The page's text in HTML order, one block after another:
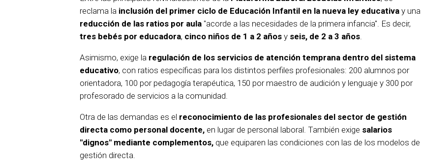
reclama la inclusión del primer ciclo de Educación Infantil en la nueva ley educativa y una
reducción de las ratios por aula "acorde a las necesidades de la primera infancia". Es decir,
tres bebés por educadora, cinco niños de 1 a 2 años y seis, de 2 a 3 años.
Asimismo, exige la regulación de los servicios de atención temprana dentro del sistema
educativo, con ratios específicas para los distintos perfiles profesionales: 200 alumnos por
orientadora, 100 por pedagogía terapéutica, 150 por maestro de audición y lenguaje y 300 por
profesorado de servicios a la comunidad.
Otra de las demandas es el reconocimiento de las profesionales del sector de gestión
directa como personal docente, en lugar de personal laboral. También exige salarios
"dignos" mediante complementos, que equiparen las condiciones con las de los modelos de
gestión directa.